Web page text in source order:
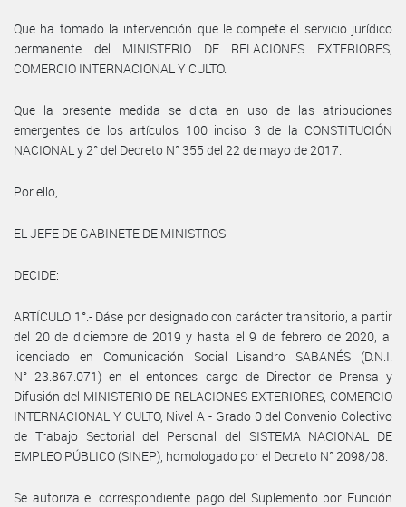
Que ha tomado la intervención que le compete el servicio jurídico
permanente del MINISTERIO DE RELACIONES EXTERIORES,
COMERCIO INTERNACIONAL Y CULTO.
Que la presente medida se dicta en uso de las atribuciones
emergentes de los artículos 100 inciso 3 de la CONSTITUCIÓN
NACIONAL y 2° del Decreto N° 355 del 22 de mayo de 2017.
Por ello,
EL JEFE DE GABINETE DE MINISTROS
DECIDE:
ARTÍCULO 1°.- Dáse por designado con carácter transitorio, a partir
del 20 de diciembre de 2019 y hasta el 9 de febrero de 2020, al
licenciado en Comunicación Social Lisandro SABANÉS (D.N.I.
N° 23.867.071) en el entonces cargo de Director de Prensa y
Difusión del MINISTERIO DE RELACIONES EXTERIORES, COMERCIO
INTERNACIONAL Y CULTO, Nivel A - Grado 0 del Convenio Colectivo
de Trabajo Sectorial del Personal del SISTEMA NACIONAL DE
EMPLEO PÚBLICO (SINEP), homologado por el Decreto N° 2098/08.
Se autoriza el correspondiente pago del Suplemento por Función